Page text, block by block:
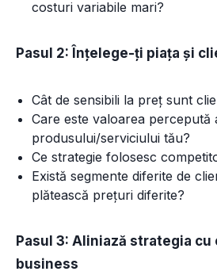
costuri variabile mari?
Pasul 2: Înțelege-ți piața și
Cât de sensibili la preț sunt
Care este valoarea percepută
produsului/serviciului tău?
Ce strategie folosesc
Există segmente diferite de
plătească prețuri diferite?
Pasul 3: Aliniază strategia
business